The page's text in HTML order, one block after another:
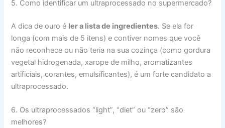
5. Como identificar um ultraprocessado no supermercado?
A dica de ouro é ler a lista de ingredientes. Se ela for
longa (com mais de 5 itens) e contiver nomes que você
não reconhece ou não teria na sua cozinça (como gordura
vegetal hidrogenada, xarope de milho, aromatizantes
artificiais, corantes, emulsificantes), é um forte candidato a
ultraprocessado.
6. Os ultraprocessados “light”, “diet” ou “zero” são
melhores?